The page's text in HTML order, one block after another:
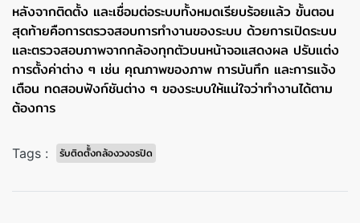
หลังจากติดตั้ง และเชื่อมต่อระบบทั้งหมดเรียบร้อยแล้ว ขั้นตอน
สุดท้ายคือการตรวจสอบการทำงานของระบบ ด้วยการเปิดระบบ
และตรวจสอบภาพจากกล้องทุกตัวบนหน้าจอแสดงผล ปรับแต่ง
การตั้งค่าต่าง ๆ เช่น คุณภาพของภาพ การบันทึก และการแจ้ง
เตือน ทดสอบฟังก์ชันต่าง ๆ ของระบบให้แน่ใจว่าทำงานได้ตาม
ต้องการ
Tags : รับติดตัั้งกล้องวงจรปิด